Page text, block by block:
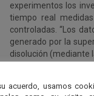
experimentos los
tiempo real
controladas. “Los
generado por la
disolución (mediante
el proceso”.
acuerdo, usamos